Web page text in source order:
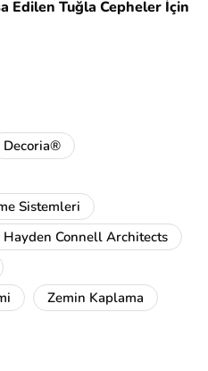
Edilen Tuğla Cepheler İçin
Decoria®
Sistemleri
Hayden Connell Architects
Zemin Kaplama